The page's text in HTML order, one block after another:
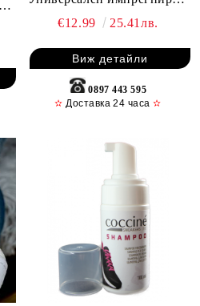
спрей 400 ml, Безцветен
€12.99 25.41лв.
Виж детайли
0897 443 595
✫ Доставка 24 часа✫